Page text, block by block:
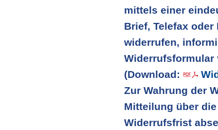
mittels einer
Brief, Telefax
widerrufen,
Widerrufsformular
(Download:
Zur Wahrung der
Mitteilung über
Widerrufsfrist